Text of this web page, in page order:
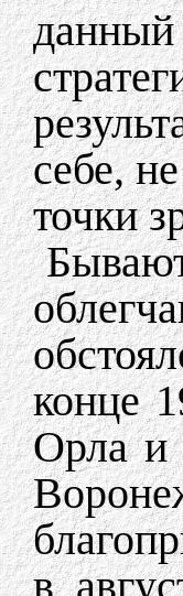
себе,
точки
конце
Орла и
в